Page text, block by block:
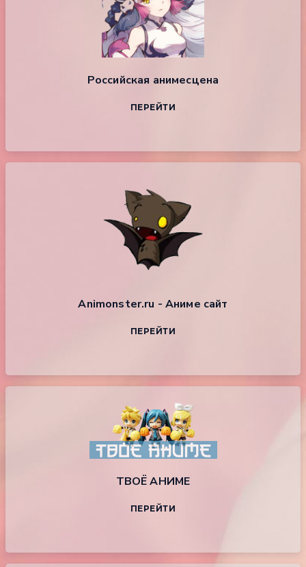
Российская анимесцена
ПЕРЕЙТИ
Animonster.ru - Аниме сайт
ПЕРЕЙТИ
ТВОЁ АНИМЕ
ПЕРЕЙТИ